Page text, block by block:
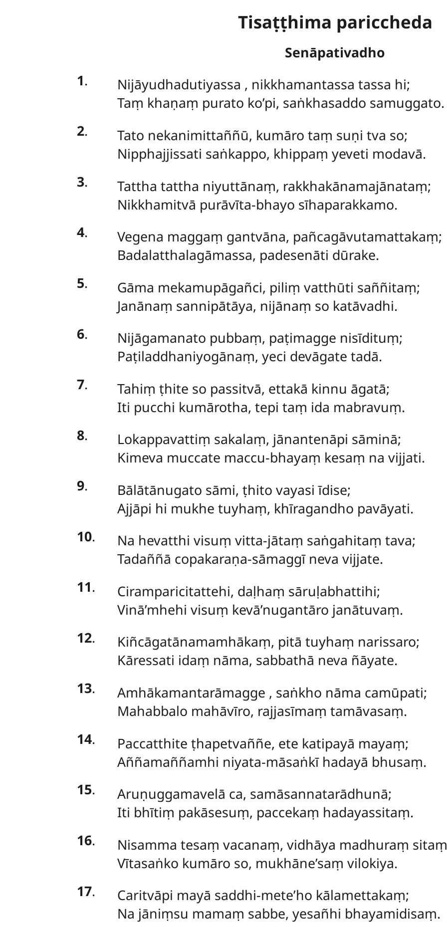
Tisaṭṭhima pariccheda
Senāpativadho
1. Nijāyudhadutiyassa , nikkhamantassa tassa hi;
Taṃ khaṇaṃ purato ko’pi, saṅkhasaddo samuggato.
2.
Tato nekanimittaññū, kumāro taṃ suṇi tva so;
Nipphajjissati saṅkappo, khippaṃ yeveti modavā.
3.
Tattha tattha niyuttānaṃ, rakkhakānamajānataṃ;
Nikkhamitvā purāvīta-bhayo sīhaparakkamo.
4.
Vegena maggaṃ gantvāna, pañcagāvutamattakaṃ;
Badalatthalagāmassa, padesenāti dūrake.
5.
Gāma mekamupāgañci, piliṃ vatthūti saññitaṃ;
Janānaṃ sannipātāya, nijānaṃ so katāvadhi.
6.
Nijāgamanato pubbaṃ, paṭimagge nisīdituṃ;
Paṭiladdhaniyogānaṃ, yeci devāgate tadā.
7.
Tahiṃ ṭhite so passitvā, ettakā kinnu āgatā;
Iti pucchi kumārotha, tepi taṃ ida mabravuṃ.
8.
Lokappavattiṃ sakalaṃ, jānantenāpi sāminā;
Kimeva muccate maccu-bhayaṃ kesaṃ na vijjati.
9.
Bālātānugato sāmi, ṭhito vayasi īdise;
Ajjāpi hi mukhe tuyhaṃ, khīragandho pavāyati.
10.
Na hevatthi visuṃ vitta-jātaṃ saṅgahitaṃ tava;
Tadaññā copakaraṇa-sāmaggī neva vijjate.
11.
Ciramparicitattehi, daḷhaṃ sāruḷabhattihi;
Vinā’mhehi visuṃ kevā’nugantāro janātuvaṃ.
12.
Kiñcāgatānamamhākaṃ, pitā tuyhaṃ narissaro;
Kāressati idaṃ nāma, sabbathā neva ñāyate.
13. Amhākamantarāmagge , saṅkho nāma camūpati;
Mahabbalo mahāvīro, rajjasīmaṃ tamāvasaṃ.
14.
Paccatthite ṭhapetvaññe, ete katipayā mayaṃ;
Aññamaññamhi niyata-māsaṅkī hadayā bhusaṃ.
15.
Aruṇuggamavelā ca, samāsannatarādhunā;
Iti bhītiṃ pakāsesuṃ, paccekaṃ hadayassitaṃ.
16.
Nisamma tesaṃ vacanaṃ, vidhāya madhuraṃ
Vītasaṅko kumāro so, mukhāne’saṃ vilokiya.
17.
Caritvāpi mayā saddhi-mete’ho kālamettakaṃ;
Na jāniṃsu mamaṃ sabbe, yesañhi bhayamidisaṃ.